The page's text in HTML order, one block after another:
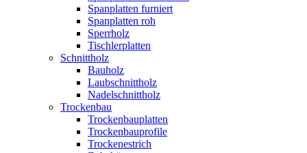
Spanplatten furniert
Spanplatten roh
Sperrholz
Tischlerplatten
Schnittholz
Bauholz
Laubschnittholz
Nadelschnittholz
Trockenbau
Trockenbauplatten
Trockenbauprofile
Trockenestrich